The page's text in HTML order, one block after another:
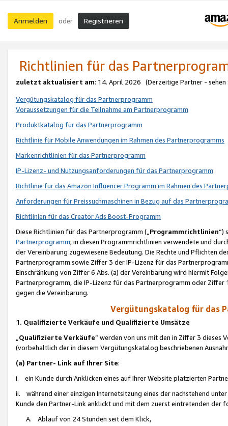
Anmelden oder Registrieren
Richtlinien für das
zuletzt aktualisiert am: 14. April 2026 (Derzeitige Partner - sehen
Vergütungskatalog für das Partnerprogramm
Voraussetzungen für die Teilnahme am Partnerprogramm
Produktkatalog für das Partnerprogramm
Richtlinie für Mobile Anwendungen im Rahmen des Partnerprogramms
Markenrichtlinien für das Partnerprogramm
IP-Lizenz- und Nutzungsanforderungen für das Partnerprogramm
Richtlinie für das Amazon Influencer Programm im Rahmen des
Anforderungen für Preissuchmaschinen in Bezug auf das
Richtlinien für das Creator Ads Boost-Programm
Diese Richtlinien für das Partnerprogramm („Programmrichtlinien“)
Partnerprogramm; in diesen Programmrichtlinien verwendete und
der Vereinbarung zugewiesene Bedeutung. Die Rechte und Pflichten
Partnerprogramm sowie Ziffer 3 der IP-Lizenz für das
Einschränkung von Ziffer 6 Abs. (a) der Vereinbarung wird hiermit
Partnerprogramm, die IP-Lizenz für das Partnerprogramm oder
gegen die Vereinbarung.
Vergütungskatalog für das
1. Qualifizierte Verkäufe und Qualifizierte Umsätze
Qualifizierte Verkäufe“ werden von uns mit den in Ziffer 3
(vorbehaltlich der in diesem Vergütungskatalog beschriebenen
(a) Partner- Link auf Ihrer Site:
i. ein Kunde durch Anklicken eines auf Ihrer Website platzierten
ii. während einer einzigen Internetsitzung eines der nachstehend
Kunde den Partner-Link anklickt und mit dem zuerst eintretenden der
A. Ablauf von 24 Stunden seit dem Klick,